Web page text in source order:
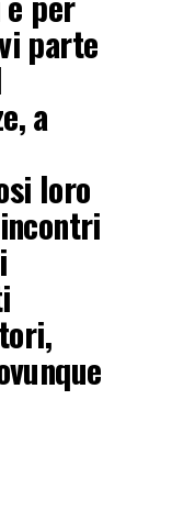
parte
a
loro